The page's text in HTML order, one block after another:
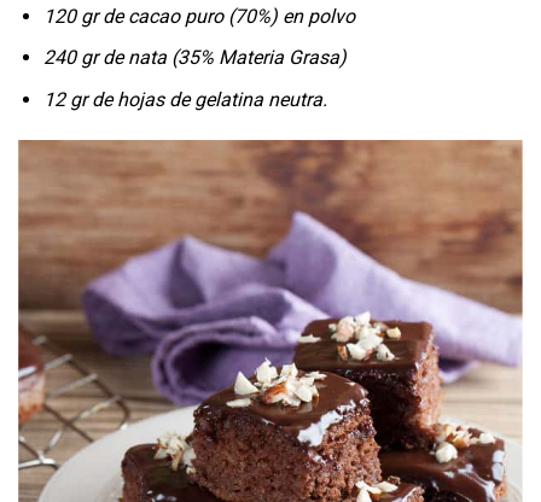
120 gr de cacao puro (70%) en polvo
240 gr de nata (35% Materia Grasa)
12 gr de hojas de gelatina neutra.